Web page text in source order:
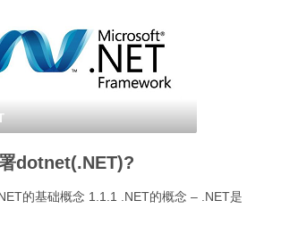
dotnet(.NET)?
的基础概念 1.1.1 .NET的概念 – .NET是